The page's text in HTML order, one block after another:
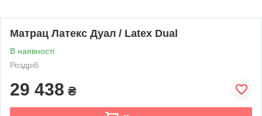
Матрац Латекс Дуал / Latex Dual
В наявності
Роздріб
29 438 ₴